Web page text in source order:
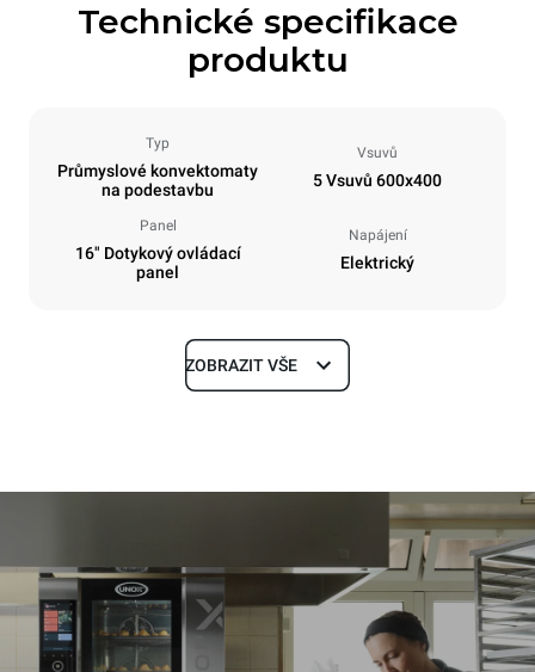
Technické specifikace
produktu
Typ
Průmyslové konvektomaty
na podestavbu
Vsuvů
5 Vsuvů 600x400
Panel
16" Dotykový ovládací
panel
Napájení
Elektrický
Rozměry
100 kg
Specifikace plechů
Počet plechů Velikost plechu
ZOBRAZIT VŠE